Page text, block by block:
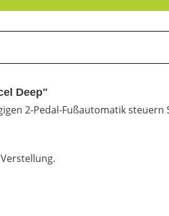
Deep"
2-Pedal-Fußautomatik steuern